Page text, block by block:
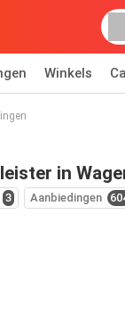
Winkels
in
3 Aanbiedingen